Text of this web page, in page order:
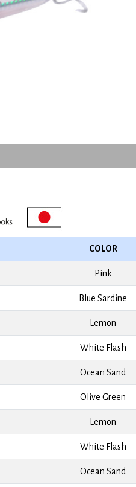
COLOR
Pink
Blue Sardine
Lemon
White Flash
Ocean Sand
Olive Green
Lemon
White Flash
Ocean Sand